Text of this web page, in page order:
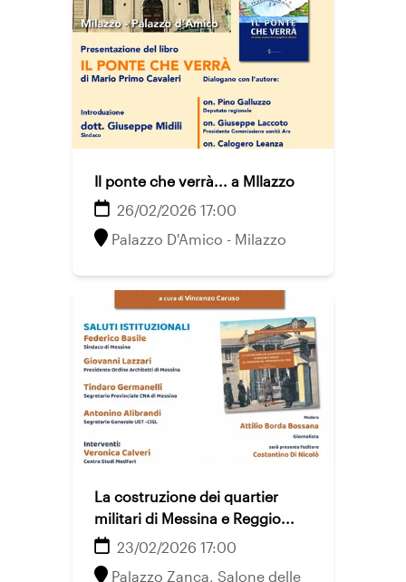
Il ponte che verrà... a MIlazzo
26/02/2026 17:00
Palazzo D'Amico - Milazzo
La costruzione dei quartier
militari di Messina e Reggio...
23/02/2026 17:00
Palazzo Zanca, Salone delle